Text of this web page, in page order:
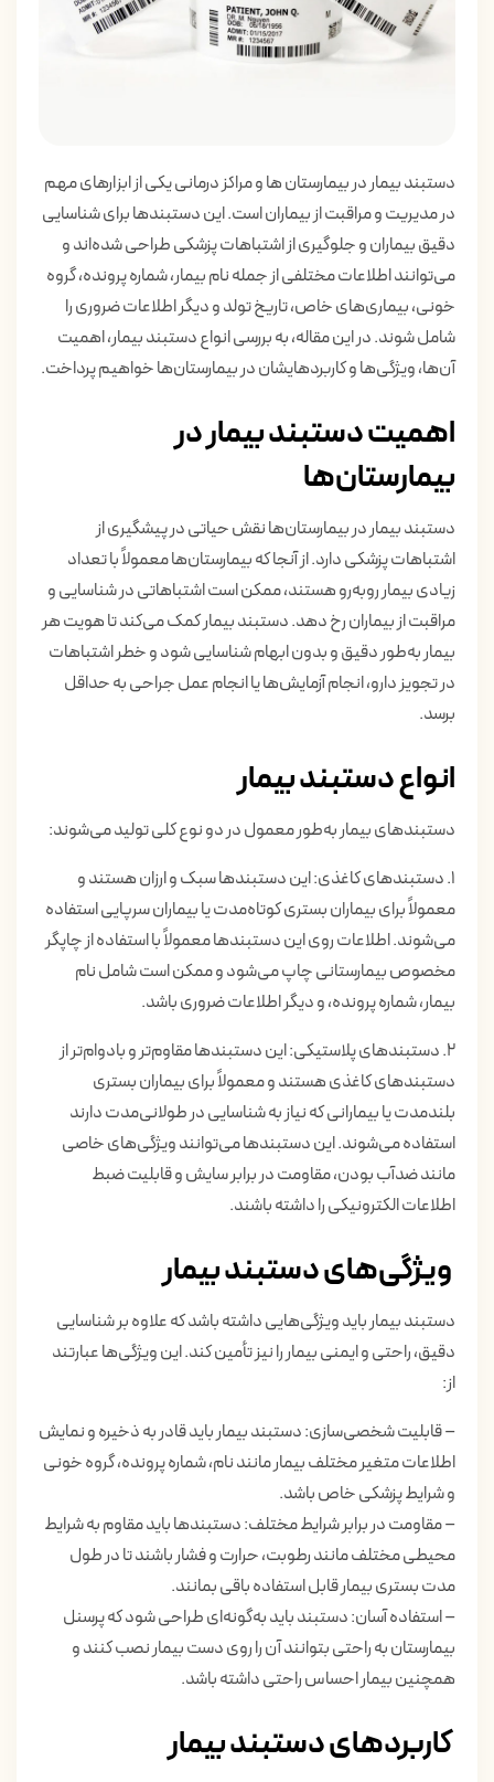
دستبند بیمار در بیمارستان ها و مراکز درمانی یکی از ابزارهای مهم
در مدیریت و مراقبت از بیماران است. این دستبندها برای شناسایی
دقیق بیماران و جلوگیری از اشتباهات پزشکی طراحی شده‌اند و
می‌توانند اطلاعات مختلفی از جمله نام بیمار، شماره پرونده، گروه
خونی، بیماری‌های خاص، تاریخ تولد و دیگر اطلاعات ضروری را
شامل شوند. در این مقاله، به بررسی انواع دستبند بیمار، اهمیت
آن‌ها، ویژگی‌ها و کاربردهایشان در بیمارستان‌ها خواهیم پرداخت.
اهمیت دستبند بیمار در
بیمارستان‌ها
دستبند بیمار در بیمارستان‌ها نقش حیاتی در پیشگیری از
اشتباهات پزشکی دارد. از آنجا که بیمارستان‌ها معمولاً با تعداد
زیادی بیمار روبه‌رو هستند، ممکن است اشتباهاتی در شناسایی و
مراقبت از بیماران رخ دهد. دستبند بیمار کمک می‌کند تا هویت هر
بیمار به‌طور دقیق و بدون ابهام شناسایی شود و خطر اشتباهات
در تجویز دارو، انجام آزمایش‌ها یا انجام عمل جراحی به حداقل
برسد.
انواع دستبند بیمار
دستبندهای بیمار به‌طور معمول در دو نوع کلی تولید می‌شوند:
1. دستبندهای کاغذی: این دستبندها سبک و ارزان هستند و
معمولاً برای بیماران بستری کوتاه‌مدت یا بیماران سرپایی استفاده
می‌شوند. اطلاعات روی این دستبندها معمولاً با استفاده از چاپگر
مخصوص بیمارستانی چاپ می‌شود و ممکن است شامل نام
بیمار، شماره پرونده، و دیگر اطلاعات ضروری باشد.
2. دستبندهای پلاستیکی: این دستبندها مقاوم‌تر و بادوام‌تر از
دستبندهای کاغذی هستند و معمولاً برای بیماران بستری
بلندمدت یا بیمارانی که نیاز به شناسایی در طولانی‌مدت دارند
استفاده می‌شوند. این دستبندها می‌توانند ویژگی‌های خاصی
مانند ضدآب بودن، مقاومت در برابر سایش و قابلیت ضبط
اطلاعات الکترونیکی را داشته باشند.
ویژگی‌های دستبند بیمار
دستبند بیمار باید ویژگی‌هایی داشته باشد که علاوه بر شناسایی
دقیق، راحتی و ایمنی بیمار را نیز تأمین کند. این ویژگی‌ها عبارتند
از:
– قابلیت شخصی‌سازی: دستبند بیمار باید قادر به ذخیره و نمایش
اطلاعات متغیر مختلف بیمار مانند نام، شماره پرونده، گروه خونی
و شرایط پزشکی خاص باشد.
– مقاومت در برابر شرایط مختلف: دستبند‌ها باید مقاوم به شرایط
محیطی مختلف مانند رطوبت، حرارت و فشار باشند تا در طول
مدت بستری بیمار قابل استفاده باقی بمانند.
– استفاده آسان: دستبند باید به‌گونه‌ای طراحی شود که پرسنل
بیمارستان به راحتی بتوانند آن را روی دست بیمار نصب کنند و
همچنین بیمار احساس راحتی داشته باشد.
کاربردهای دستبند بیمار